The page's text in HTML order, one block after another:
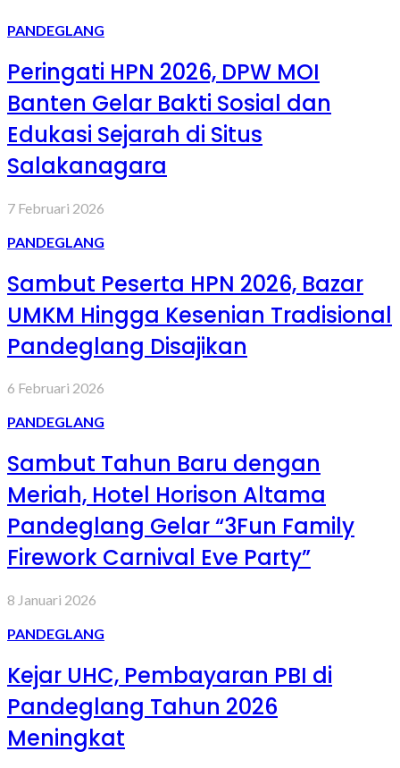
PANDEGLANG
Peringati HPN 2026, DPW MOI
Banten Gelar Bakti Sosial dan
Edukasi Sejarah di Situs
Salakanagara
7 Februari 2026
PANDEGLANG
Sambut Peserta HPN 2026, Bazar
UMKM Hingga Kesenian Tradisional
Pandeglang Disajikan
6 Februari 2026
PANDEGLANG
Sambut Tahun Baru dengan
Meriah, Hotel Horison Altama
Pandeglang Gelar “3Fun Family
Firework Carnival Eve Party”
8 Januari 2026
PANDEGLANG
Kejar UHC, Pembayaran PBI di
Pandeglang Tahun 2026
Meningkat